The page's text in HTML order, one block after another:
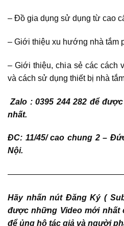
– Đồ gia dụng sử dụng từ cao
– Giới thiệu xu hướng nhà tắm
– Giới thiệu, chia sẻ các cách
và cách sử dụng thiết bị nhà
Zalo : 0395 244 282 để
nhất.
ĐC: 11/45/ cao chung 2 –
Nội.
Hãy nhấn nút Đăng Ký (
được những Video mới nhất
để ủng hộ tác giả và người